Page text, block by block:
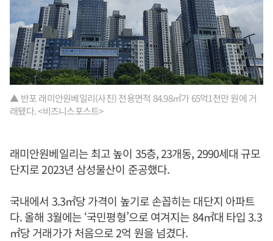
▲ 반포 래미안원베일리(사진) 전용면적 84.98㎡가 65억1천만 원에 거
래됐다. <비즈니스포스트>
래미안원베일리는 최고 높이 35층, 23개동, 2990세대 규모
단지로 2023년 삼성물산이 준공했다.
국내에서 3.3㎡당 가격이 높기로 손꼽히는 대단지 아파트
다. 올해 3월에는 ‘국민평형’으로 여겨지는 84㎡대 타입 3.3
㎡당 거래가가 처음으로 2억 원을 넘겼다.